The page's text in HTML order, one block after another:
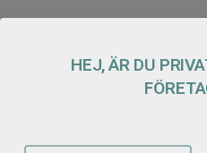
Antal
HEJ, ÄR DU